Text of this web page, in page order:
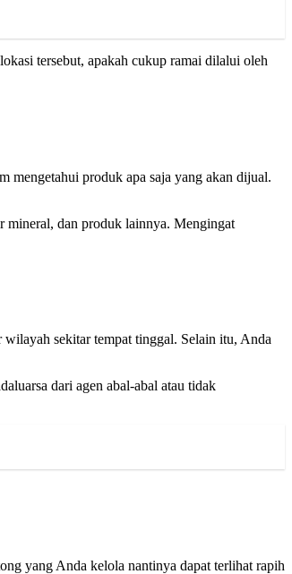
tersebut, apakah cukup ramai dilalui oleh
mengetahui produk apa saja yang akan dijual.
mineral, dan produk lainnya. Mengingat
sekitar tempat tinggal. Selain itu, Anda
dari agen abal-abal atau tidak
yang Anda kelola nantinya dapat terlihat rapih